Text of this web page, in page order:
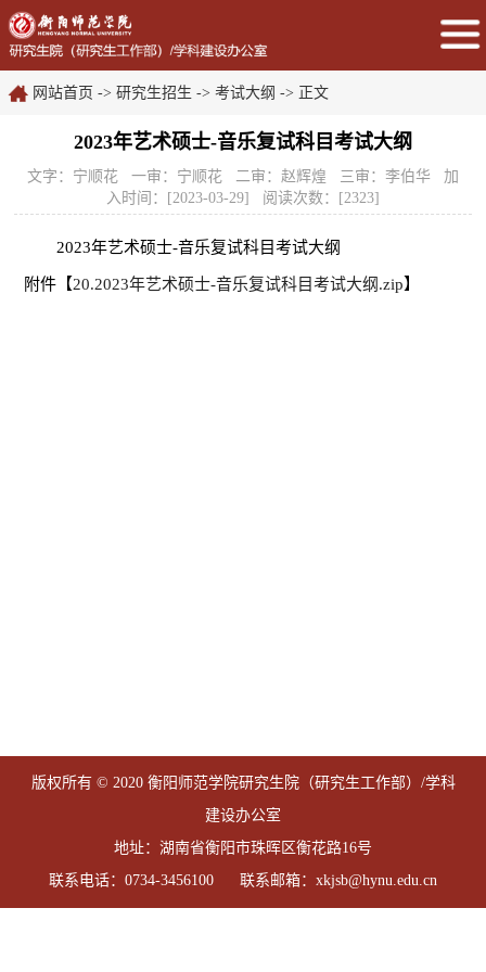
网站首页 -> 研究生招生 -> 考试大纲 -> 正文
2023年艺术硕士-音乐复试科目考试大纲
文字：宁顺花 一审：宁顺花 二审：赵辉煌 三审：李伯华 加
入时间：[2023-03-29] 阅读次数：[2323]
2023年艺术硕士-音乐复试科目考试大纲
附件【20.2023年艺术硕士-音乐复试科目考试大纲.zip】
版权所有 © 2020 衡阳师范学院研究生院（研究生工作部）/学科
建设办公室
地址：湖南省衡阳市珠晖区衡花路16号
联系电话：0734-3456100 联系邮箱：xkjsb@hynu.edu.cn